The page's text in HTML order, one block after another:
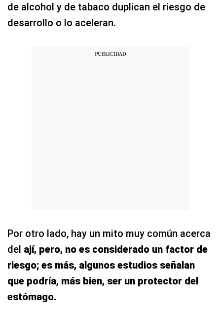
de alcohol y de tabaco duplican el riesgo de
desarrollo o lo aceleran.
Por otro lado, hay un mito muy común acerca
del ají, pero, no es considerado un factor de
riesgo; es más, algunos estudios señalan
que podría, más bien, ser un protector del
estómago.